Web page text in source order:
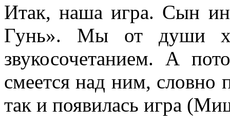
Итак, наша игра. Сын
Гунь». Мы от души
звукосочетанием. А
смеется над ним, словно
так и появилась игра